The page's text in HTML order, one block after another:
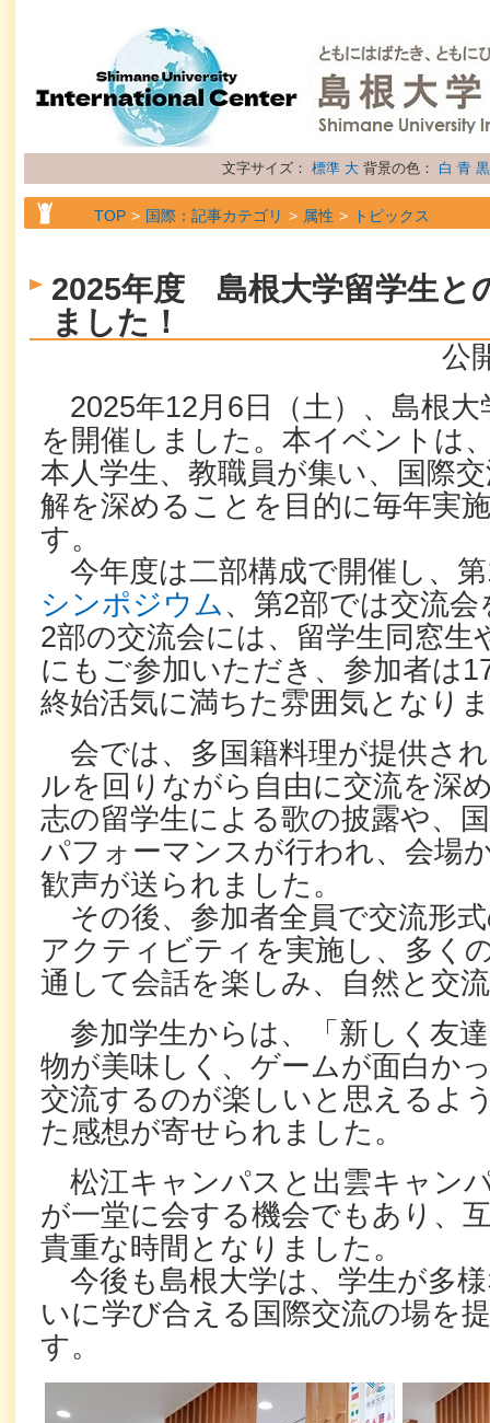
文字サイズ： 標準 大 背景の色： 白 青 黒
TOP 国際：記事カテゴリ 属性 トピックス
2025年度 島根大学留学生と
ました！
公
2025年12月6日（土）、島根大
を開催しました。本イベントは
本人学生、教職員が集い、国際
解を深めることを目的に毎年実
す。
今年度は二部構成で開催し、
シンポジウム 、第2部では交流
2部の交流会には、留学生同窓生
にもご参加いただき、参加者は
終始活気に満ちた雰囲気となり
会では、多国籍料理が提供さ
ルを回りながら自由に交流を深
志の留学生による歌の披露や、
パフォーマンスが行われ、会場
歓声が送られました。
その後、参加者全員で交流形
アクティビティを実施し、多く
通して会話を楽しみ、自然と交
参加学生からは、「新しく友
物が美味しく、ゲームが面白か
交流するのが楽しいと思えるよ
た感想が寄せられました。
松江キャンパスと出雲キャン
が一堂に会する機会でもあり、
貴重な時間となりました。
今後も島根大学は、学生が多
いに学び合える国際交流の場を
す。